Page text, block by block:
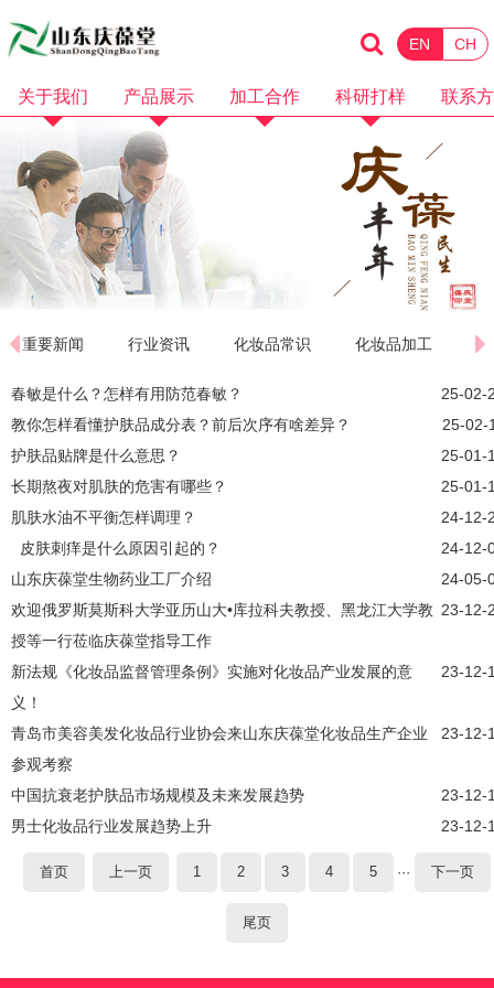
CH
EN
关于我们
企业资质
品牌故事
产品视频
企业视频
产品展示
化妆品
保健食品
加工合作
膏霜加工
乳液加工
洁面卸妆加工
隔离防晒加工
科研打样
微商电商
OEM加工
科研打样
联系
重要新闻 行业资讯 化妆品常识 化妆品加工
25-02-
春敏是什么？怎样有用防范春敏？
25-02-
教你怎样看懂护肤品成分表？前后次序有啥差异？
25-01-
护肤品贴牌是什么意思？
25-01-
长期熬夜对肌肤的危害有哪些？
24-12-
肌肤水油不平衡怎样调理？
24-12-
皮肤刺痒是什么原因引起的？
24-05-
山东庆葆堂生物药业工厂介绍
23-12-
欢迎俄罗斯莫斯科大学亚历山大•库拉科夫教授、黑龙江大学教
授等一行莅临庆葆堂指导工作
23-12-
新法规《化妆品监督管理条例》实施对化妆品产业发展的意
义！
23-12-
青岛市美容美发化妆品行业协会来山东庆葆堂化妆品生产企业
参观考察
23-12-
中国抗衰老护肤品市场规模及未来发展趋势
23-12-
男士化妆品行业发展趋势上升
首页 上一页 1 2 3 4 5 ··· 下一页
尾页